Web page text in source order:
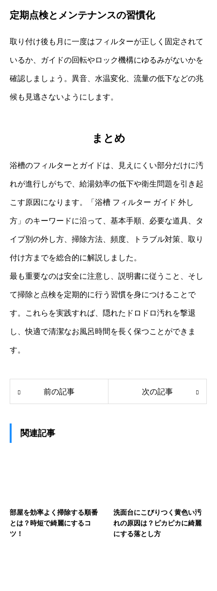
定期点検とメンテナンスの習慣化
取り付け後も月に一度はフィルターが正しく固定されて
いるか、ガイドの回転やロック機構にゆるみがないかを
確認しましょう。異音、水温変化、流量の低下などの兆
候も見逃さないようにします。
まとめ
浴槽のフィルターとガイドは、見えにくい部分だけに汚
れが進行しがちで、給湯効率の低下や衛生問題を引き起
こす原因になります。「浴槽 フィルター ガイド 外し
方」のキーワードに沿って、基本手順、必要な道具、タ
イプ別の外し方、掃除方法、頻度、トラブル対策、取り
付け方までを総合的に解説しました。
最も重要なのは安全に注意し、説明書に従うこと、そし
て掃除と点検を定期的に行う習慣を身につけることで
す。これらを実践すれば、隠れたドロドロ汚れを撃退
し、快適で清潔なお風呂時間を長く保つことができま
す。
前の記事 次の記事
関連記事
部屋を効率よく掃除する順番
とは？時短で綺麗にするコ
ツ！
洗面台にこびりつく黄色い汚
れの原因は？ピカピカに綺麗
にする落とし方